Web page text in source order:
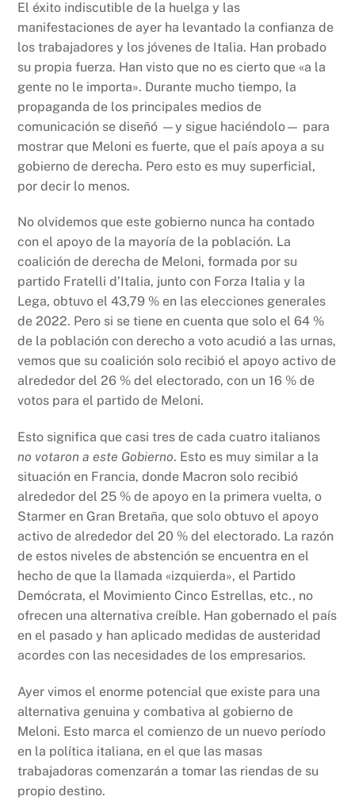
El éxito indiscutible de la huelga y las
manifestaciones de ayer ha levantado la confianza de
los trabajadores y los jóvenes de Italia. Han probado
su propia fuerza. Han visto que no es cierto que «a la
gente no le importa». Durante mucho tiempo, la
propaganda de los principales medios de
comunicación se diseñó —y sigue haciéndolo— para
mostrar que Meloni es fuerte, que el país apoya a su
gobierno de derecha. Pero esto es muy superficial,
por decir lo menos.
No olvidemos que este gobierno nunca ha contado
con el apoyo de la mayoría de la población. La
coalición de derecha de Meloni, formada por su
partido Fratelli d’Italia, junto con Forza Italia y la
Lega, obtuvo el 43,79 % en las elecciones generales
de 2022. Pero si se tiene en cuenta que solo el 64 %
de la población con derecho a voto acudió a las urnas,
vemos que su coalición solo recibió el apoyo activo de
alrededor del 26 % del electorado, con un 16 % de
votos para el partido de Meloni.
Esto significa que casi tres de cada cuatro italianos
no votaron a este Gobierno. Esto es muy similar a la
situación en Francia, donde Macron solo recibió
alrededor del 25 % de apoyo en la primera vuelta, o
Starmer en Gran Bretaña, que solo obtuvo el apoyo
activo de alrededor del 20 % del electorado. La razón
de estos niveles de abstención se encuentra en el
hecho de que la llamada «izquierda», el Partido
Demócrata, el Movimiento Cinco Estrellas, etc., no
ofrecen una alternativa creíble. Han gobernado el país
en el pasado y han aplicado medidas de austeridad
acordes con las necesidades de los empresarios.
Ayer vimos el enorme potencial que existe para una
alternativa genuina y combativa al gobierno de
Meloni. Esto marca el comienzo de un nuevo período
en la política italiana, en el que las masas
trabajadoras comenzarán a tomar las riendas de su
propio destino.